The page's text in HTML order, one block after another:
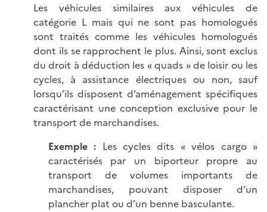
Les véhicules similaires aux véhicules de
catégorie L mais qui ne sont pas homologués
sont traités comme les véhicules homologués
dont ils se rapprochent le plus. Ainsi, sont exclus
du droit à déduction les « quads » de loisir ou les
cycles, à assistance électriques ou non, sauf
lorsqu’ils disposent d’aménagement spécifiques
caractérisant une conception exclusive pour le
transport de marchandises.
Exemple : Les cycles dits « vélos cargo »
caractérisés par un biporteur propre au
transport de volumes importants de
marchandises, pouvant disposer d’un
plancher plat ou d’un benne basculante.